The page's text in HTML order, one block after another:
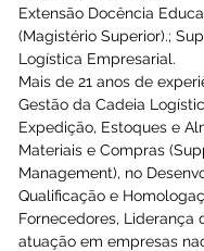
Extensão Docência
(Magistério Superior).;
Logística Empresarial.
Mais de 21 anos de
Gestão da Cadeia
Expedição, Estoques e
Materiais e Compras
Management), no
Qualificação e
Fornecedores, Liderança
atuação em empresas